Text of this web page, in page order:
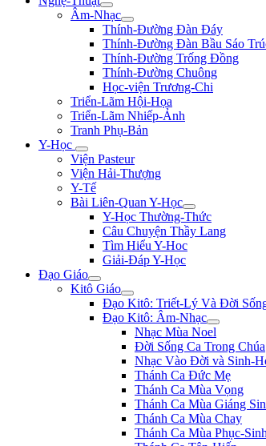
Âm-Nhạc
Thính-Đường Đàn Đáy
Thính-Đường Đàn Bầu Sáo
Thính-Đường Trống Đồng
Thính-Đường Chuông
Học-viện Trương-Chi
Triển-Lãm Hội-Họa
Triển-Lãm Nhiếp-Ảnh
Tranh Phụ-Bản
Y-Học
Viện Pasteur
Viện Hải-Thượng
Y-Tế
Bài Liên-Quan Y-Học
Y-Học Thường-Thức
Câu Chuyện Thầy Lang
Tìm Hiểu Y-Hoc
Giải-Đáp Y-Học
Đạo Giáo
Kitô Giáo
Đạo Kitô: Triết-Lý Và Đời
Đạo Kitô: Âm-Nhạc
Nhạc Mùa Noel
Đời Sống Ca Trong Chúa
Nhạc Vào Đời và Sinh-
Thánh Ca Đức Mẹ
Thánh Ca Mùa Vọng
Thánh Ca Mùa Giáng
Thánh Ca Mùa Chay
Thánh Ca Mùa Phục-Sinh